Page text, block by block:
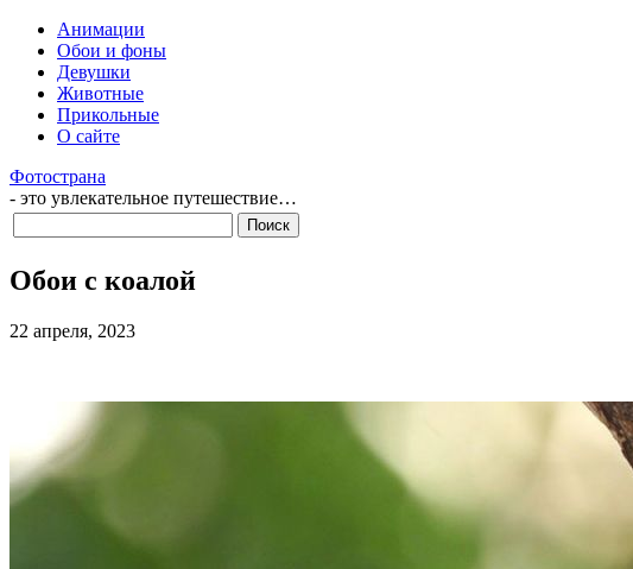
Анимации
Обои и фоны
Девушки
Животные
Прикольные
О сайте
Фотострана
- это увлекательное путешествие…
Обои с коалой
22 апреля, 2023